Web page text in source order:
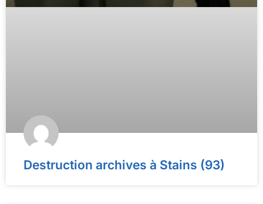
Destruction archives à Stains (93)